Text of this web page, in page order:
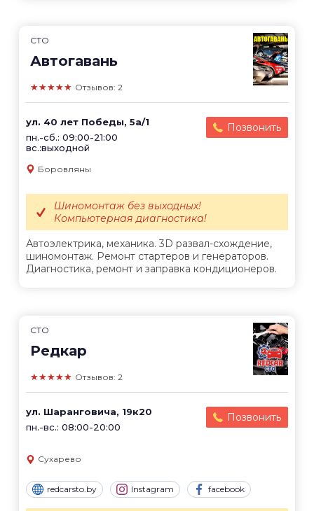
СТО
Автогавань
★★★★★ Отзывов: 2
ул. 40 лет Победы, 5а/1
пн.-сб.: 09:00-21:00
вс.:выходной
Позвонить
Боровляны
Автоэлектрика, механика. 3D развал-схождение,
шиномонтаж. Ремонт стартеров и генераторов.
Диагностика, ремонт и заправка кондиционеров.
Шиномонтаж без выходных!
Компьютерная диагностика!
СТО
Редкар
★★★★★ Отзывов: 2
ул. Шаранговича, 19к20
пн.-вс.: 08:00-20:00
Позвонить
Сухарево
redcarsto.by Instagram facebook